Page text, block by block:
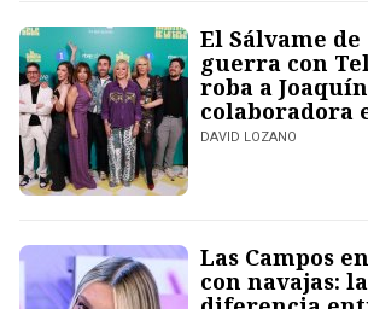
El Sálvame de
guerra con
roba a
colaboradora
DAVID LOZANO
Las Campos
con navajas: